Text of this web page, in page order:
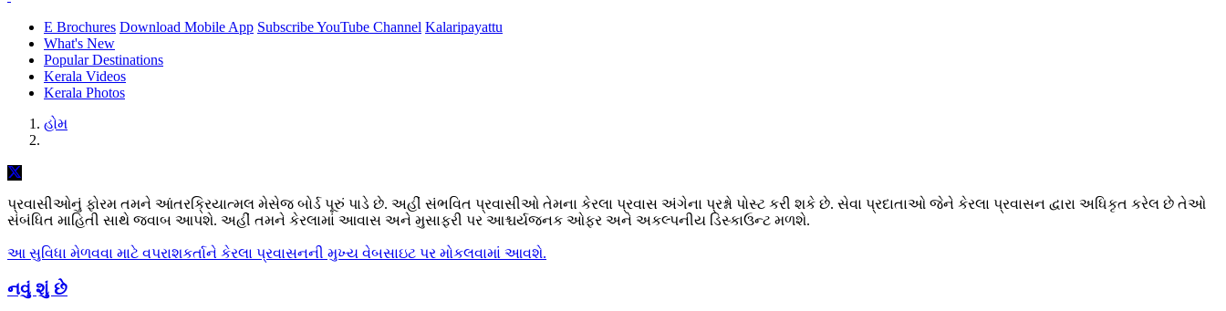
E Brochures Download Mobile App Subscribe YouTube Channel Kalaripayattu
What's New
Popular Destinations
Kerala Videos
Kerala Photos
હોમ
પ્રવાસીઓનું ફોરમ તમને આંતરક્રિયાત્મલ મેસેજ બોર્ડ પૂરું પાડે છે. અહીં સંભવિત પ્રવાસીઓ તેમના કેરલા પ્રવાસ અંગેના પ્રશ્નો પોસ્ટ કરી શકે છે. સેવા પ્રદાતાઓ જેને કેરલા પ્રવાસન દ્વારા અધિકૃત કરેલ છે તેઓ
સંબંધિત માહિતી સાથે જવાબ આપશે. અહીં તમને કેરલામાં આવાસ અને મુસાફરી પર આશ્ચર્યજનક ઓફર અને અકલ્પનીય ડિસ્કાઉન્ટ મળશે.
આ સુવિધા મેળવવા માટે વપરાશકર્તાને કેરલા પ્રવાસનની મુખ્ય વેબસાઇટ પર મોકલવામાં આવશે.
નવું શું છે